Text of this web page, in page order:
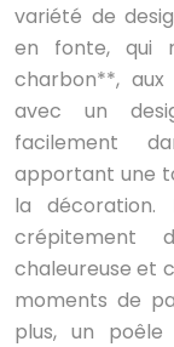
variété de
en fonte, qui
charbon**,
avec un
facilement
apportant une
la décoration.
crépitement
chaleureuse et
moments de
plus, un